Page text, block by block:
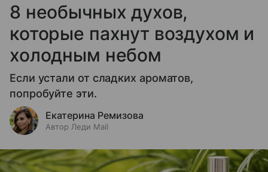
8 необычных духов,
которые пахнут воздухом и
холодным небом
Если устали от сладких ароматов,
попробуйте эти.
Екатерина Ремизова
Автор Леди Mail